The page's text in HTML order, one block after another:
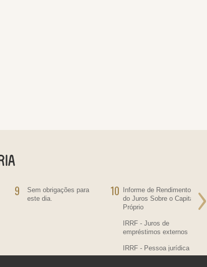
9
Sem obrigações para
este dia.
10
Informe de Rendimentos
do Juros Sobre o Capital
Próprio
IRRF - Juros de
empréstimos externos
IRRF - Pessoa jurídica
residente no País,